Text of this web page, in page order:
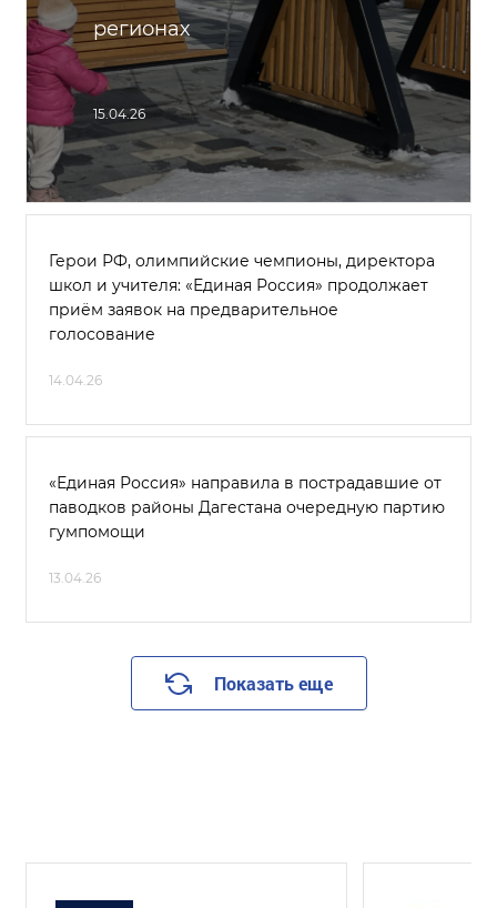
регионах
15.04.26
Герои РФ, олимпийские чемпионы, директора
школ и учителя: «Единая Россия» продолжает
приём заявок на предварительное
голосование
14.04.26
«Единая Россия» направила в пострадавшие от
паводков районы Дагестана очередную партию
гумпомощи
13.04.26
Показать еще